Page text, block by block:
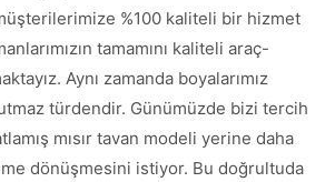
%100 kaliteli bir hizmet
tamamını kaliteli araç-
Aynı zamanda boyalarımız
türdendir. Günümüzde bizi tercih
mısır tavan modeli yerine daha
dönüşmesini istiyor. Bu doğrultuda